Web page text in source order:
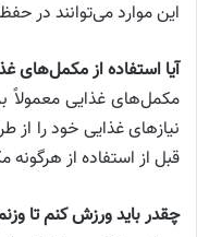
این موارد می‌توانند در
آیا استفاده از
مکمل‌های غذایی معمولاً
نیازهای غذایی خود را از
قبل از استفاده از
چقدر باید ورزش کنم تا